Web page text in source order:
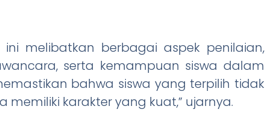
ini melibatkan berbagai aspek penilaian,
serta kemampuan siswa dalam
bahwa siswa yang terpilih tidak
karakter yang kuat,” ujarnya.